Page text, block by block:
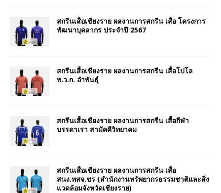
สกรีนเสื้อเชียงราย ผลงานการสกรีน เสื้อ โครงการ
พัฒนาบุคลากร ประจำปี 2567
สกรีนเสื้อเชียงราย ผลงานการสกรีน เสื้อโปโล
พ.ว.ก. อำพันธุ์
สกรีนเสื้อเชียงราย ผลงานการสกรีน เสื้อกีฬา
บรรดาเรา สามัคคีวิทยาคม
สกรีนเสื้อเชียงราย ผลงานการสกรีน เสื้อ
สนง.ทสจ.ชร (สำนักงานทรัพยากรธรรมชาติและสิ่ง
แวดล้อมจังหวัดเชียงราย)